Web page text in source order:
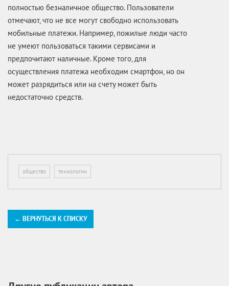
полностью безналичное общество. Пользователи
отмечают, что не все могут свободно использовать
мобильные платежи. Например, пожилые люди часто
не умеют пользоваться такими сервисами и
предпочитают наличные. Кроме того, для
осуществления платежа необходим смартфон, но он
может разрядиться или на счету может быть
недостаточно средств.
общество технологии
← ВЕРНУТЬСЯ К СПИСКУ